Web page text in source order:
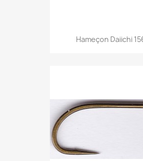
Hameçon Daiichi